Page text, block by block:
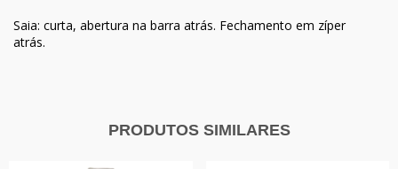
Saia: curta, abertura na barra atrás. Fechamento em zíper
atrás.
PRODUTOS SIMILARES